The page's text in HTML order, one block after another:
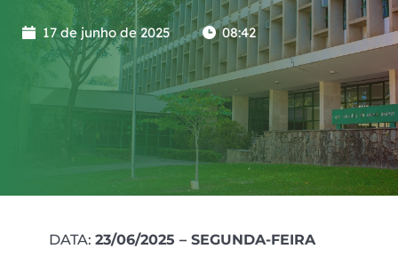
17 de junho de 2025 08:42
DATA: 23/06/2025 – SEGUNDA-FEIRA